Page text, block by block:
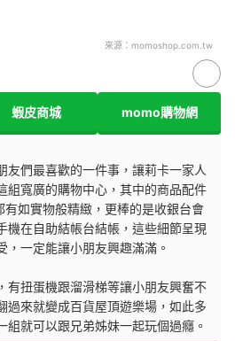
來源： momoshop.com.tw
蝦皮商城 momo購物網
友們最喜歡的一件事，讓莉卡一家人
組寬廣的購物中心，其中的商品配件
如實物般精緻，更棒的是收銀台會
機在自助結帳台結帳，這些細節呈現
，一定能讓小朋友興趣滿滿。
有扭蛋機跟溜滑梯等讓小朋友興奮不
過來就變成百貨屋頂遊樂場，如此多
組就可以跟兄弟姊妹一起玩個過癮。